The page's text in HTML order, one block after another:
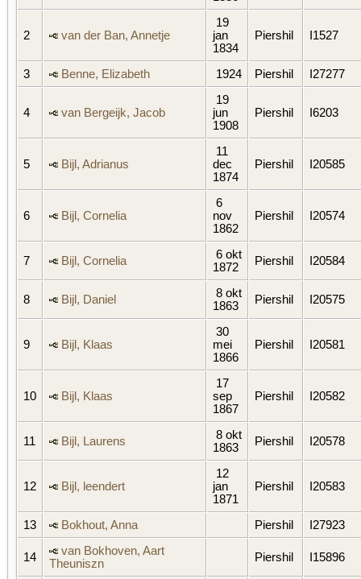
2 van der Ban, Annetje
19
jan
1834
Piershil I1527
3 Benne, Elizabeth 1924 Piershil I27277
4 van Bergeijk, Jacob
19
jun
1908
Piershil I6203
5 Bijl, Adrianus
11
dec
1874
Piershil I20585
6 Bijl, Cornelia
6
nov
1862
Piershil I20574
7 Bijl, Cornelia
6 okt
1872
Piershil I20584
8 Bijl, Daniel
8 okt
1863
Piershil I20575
9 Bijl, Klaas
30
mei
1866
Piershil I20581
10 Bijl, Klaas
17
sep
1867
Piershil I20582
11 Bijl, Laurens
8 okt
1863
Piershil I20578
12 Bijl, leendert
12
jan
1871
Piershil I20583
13 Bokhout, Anna Piershil I27923
14
van Bokhoven, Aart
Theuniszn
Piershil I15896